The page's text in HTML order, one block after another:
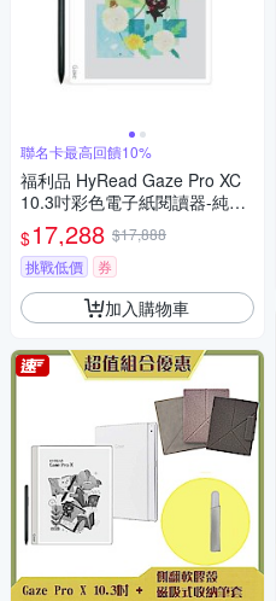
聯名卡最高回饋10%
福利品 HyRead Gaze Pro XC
10.3吋彩色電子紙閱讀器-純淨
白
$17,288 $17,888
挑戰低價
券
加入購物車